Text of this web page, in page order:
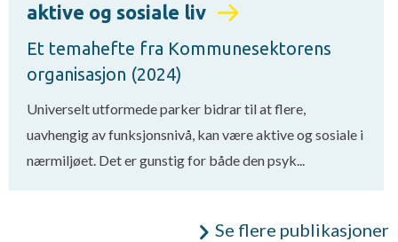
aktive og sosiale liv
Et temahefte fra Kommunesektorens
organisasjon (2024)
Universelt utformede parker bidrar til at flere,
uavhengig av funksjonsnivå, kan være aktive og sosiale i
nærmiljøet. Det er gunstig for både den psyk...
Se flere publikasjoner